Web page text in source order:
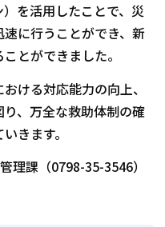
を活用したことで、災
に行うことができ、新
とができました。
ける対応能力の向上、
、万全な救助体制の確
きます。
理課（0798-35-3546）